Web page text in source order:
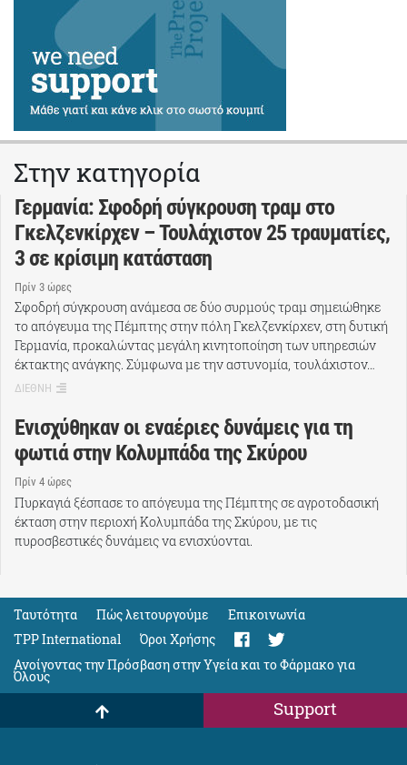
Στην κατηγορία
Γερμανία: Σφοδρή σύγκρουση τραμ στο
Γκελζενκίρχεν – Τουλάχιστον 25 τραυματίες,
3 σε κρίσιμη κατάσταση
Πρίν 3 ώρες
Σφοδρή σύγκρουση ανάμεσα σε δύο συρμούς τραμ σημειώθηκε
το απόγευμα της Πέμπτης στην πόλη Γκελζενκίρχεν, στη δυτική
Γερμανία, προκαλώντας μεγάλη κινητοποίηση των υπηρεσιών
έκτακτης ανάγκης. Σύμφωνα με την αστυνομία, τουλάχιστον…
ΔΙΕΘΝΗ
Ενισχύθηκαν οι εναέριες δυνάμεις για τη
φωτιά στην Κολυμπάδα της Σκύρου
Πρίν 4 ώρες
Πυρκαγιά ξέσπασε το απόγευμα της Πέμπτης σε αγροτοδασική
έκταση στην περιοχή Κολυμπάδα της Σκύρου, με τις
πυροσβεστικές δυνάμεις να ενισχύονται.
Ταυτότητα Πώς λειτουργούμε
Eπικοινωνία
TPP International
Όροι Χρήσης
Ανοίγοντας την Πρόσβαση στην Υγεία και το Φάρμακο για
Όλους
Support